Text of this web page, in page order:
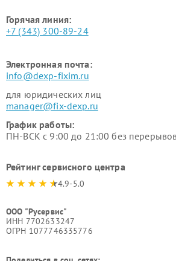
Горячая линия:
+7 (343) 300-89-24
Электронная почта:
info@dexp-fixim.ru
для юридических лиц
manager@fix-dexp.ru
График работы:
ПН-ВСК с 9:00 до 21:00 без
Рейтинг сервисного центра
4.9-5.0
ООО "Русервис"
ИНН 7702633247
ОГРН 1077746335776